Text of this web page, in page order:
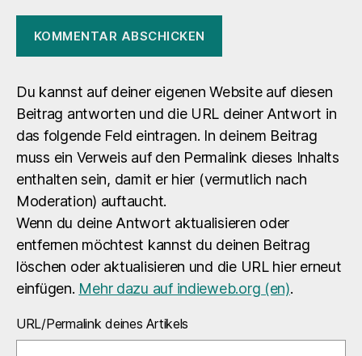
Du kannst auf deiner eigenen Website auf diesen
Beitrag antworten und die URL deiner Antwort in
das folgende Feld eintragen. In deinem Beitrag
muss ein Verweis auf den Permalink dieses Inhalts
enthalten sein, damit er hier (vermutlich nach
Moderation) auftaucht.
Wenn du deine Antwort aktualisieren oder
entfernen möchtest kannst du deinen Beitrag
löschen oder aktualisieren und die URL hier erneut
einfügen. Mehr dazu auf indieweb.org (en).
URL/Permalink deines Artikels